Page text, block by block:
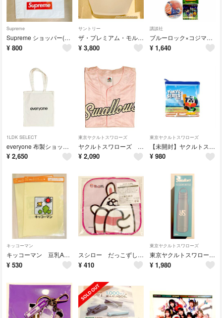
Supreme
Supreme ショッパー(小)
¥ 800
サントリー
ザ・プレミアム・モルツ 選べるプレミアムグラス No.3
¥ 3,800
講談社
ブルーロック×コジマ 限定クリアステッカー キーホルダー
¥ 1,640
1LDK SELECT
everyone 布製ショッパー (小)
¥ 2,650
東京ヤクルトスワローズ
ヤクルトスワローズ ユニフォーム
¥ 2,090
東京ヤクルトスワローズ
【未開封】ヤクルトスワローズ ミニポーチ
¥ 980
キッコーマン
キッコーマン 豆乳A4クリアファイル 2枚
¥ 530
スシロー だっこずし ミニタオル
¥ 410
東京ヤクルトスワローズ
東京ヤクルトスワローズ クリアボトル
¥ 1,980